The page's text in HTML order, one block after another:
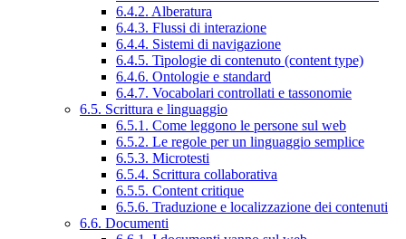
6.4.2. Alberatura
6.4.3. Flussi di interazione
6.4.4. Sistemi di navigazione
6.4.5. Tipologie di contenuto (content type)
6.4.6. Ontologie e standard
6.4.7. Vocabolari controllati e tassonomie
6.5. Scrittura e linguaggio
6.5.1. Come leggono le persone sul web
6.5.2. Le regole per un linguaggio semplice
6.5.3. Microtesti
6.5.4. Scrittura collaborativa
6.5.5. Content critique
6.5.6. Traduzione e localizzazione dei contenuti
6.6. Documenti